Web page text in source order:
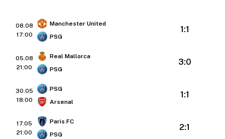
08.08
17:00
Manchester United
PSG
1:1
05.08
21:00
Real Mallorca
PSG
3:0
30.05
18:00
PSG
Arsenal
1:1
17.05
21:00
Paris FC
PSG
2:1